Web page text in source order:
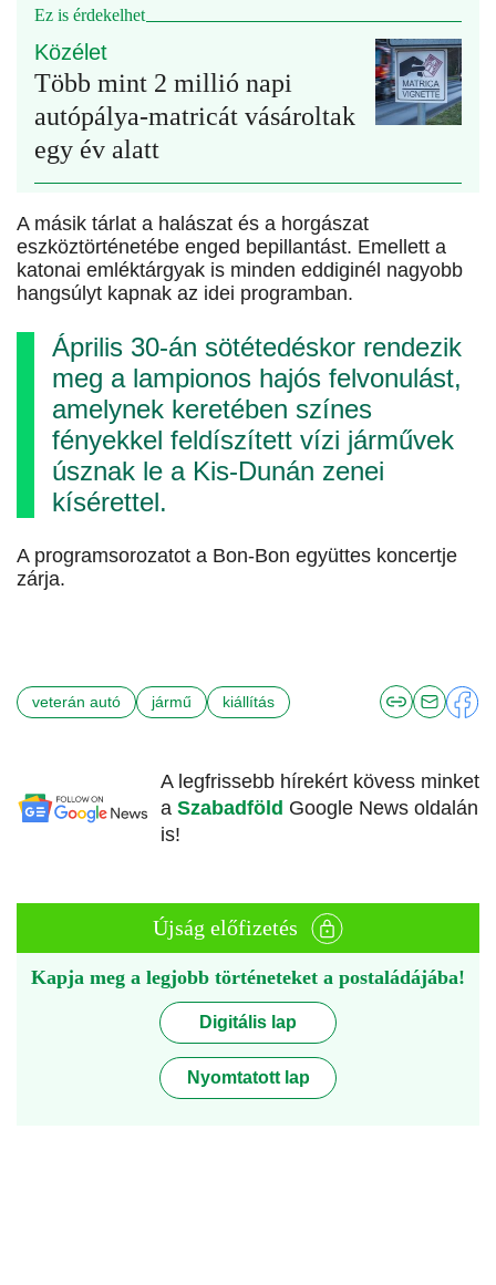
Ez is érdekelhet
Közélet
Több mint 2 millió napi
autópálya-matricát vásároltak
egy év alatt
A másik tárlat a halászat és a horgászat
eszköztörténetébe enged bepillantást. Emellett a
katonai emléktárgyak is minden eddiginél nagyobb
hangsúlyt kapnak az idei programban.
Április 30-án sötétedéskor rendezik
meg a lampionos hajós felvonulást,
amelynek keretében színes
fényekkel feldíszített vízi járművek
úsznak le a Kis-Dunán zenei
kísérettel.
A programsorozatot a Bon-Bon együttes koncertje
zárja.
veterán autó jármű kiállítás
A legfrissebb hírekért kövess minket
a Szabadföld Google News oldalán
is!
Újság előfizetés
Kapja meg a legjobb történeteket a postaládájába!
Digitális lap
Nyomtatott lap